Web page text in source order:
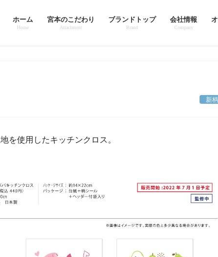
ホーム
Home
宮本のこだわり
Attachment
ブランドトップ
Brand
会社情報
Company
新柄
を使用したキッチンクロス。